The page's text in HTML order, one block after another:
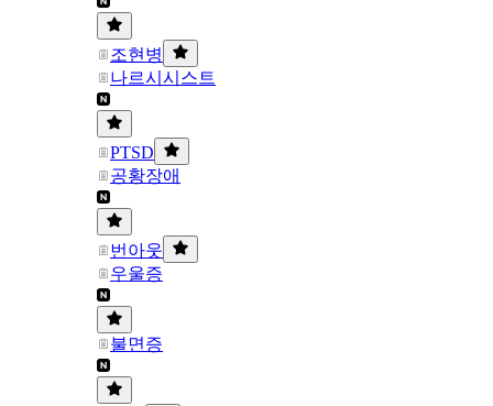
조현병
나르시시스트
PTSD
공황장애
번아웃
우울증
불면증